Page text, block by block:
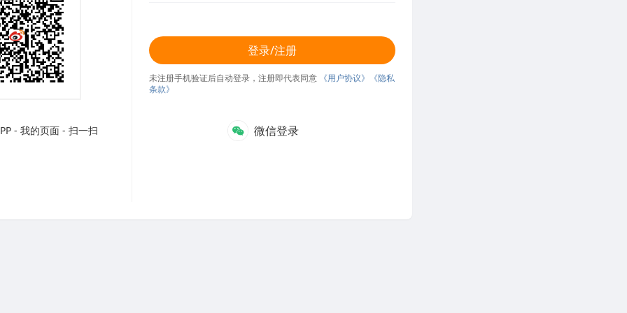
- 我的页面 - 扫一扫
登录/注册
未注册手机验证后自动登录，注册即代表同意 《用户协议》
《隐私
条款》
微信登录